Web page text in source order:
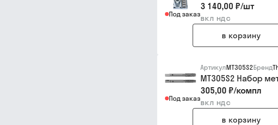
Под заказ
3 140,00 ₽/шт
вкл ндс
в корзину
Под заказ
АртикулMT305S2Бренд
MT305S2 Набор
305,00 ₽/компл
вкл ндс
в корзину